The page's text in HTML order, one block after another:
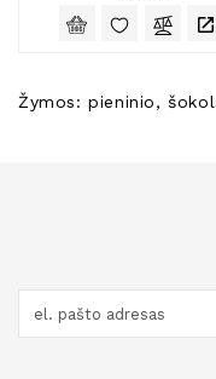
Žymos:pieninio,